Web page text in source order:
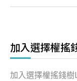
加入選擇權搖
加入選擇權搖錢樹